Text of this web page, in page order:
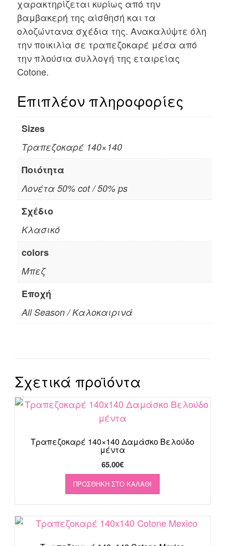
χαρακτηρίζεται κυρίως από την
βαμβακερή της αίσθησή και τα
ολοζώντανα σχέδια της. Ανακαλύψτε όλη
την ποικιλία σε τραπεζοκαρέ μέσα από
την πλούσια συλλογή της εταιρείας
Cotone.
Επιπλέον πληροφορίες
Sizes
Τραπεζοκαρέ 140×140
Ποιότητα
Λονέτα 50% cot / 50% ps
Σχέδιο
Κλασικό
colors
Μπεζ
Εποχή
All Season / Καλοκαιρινά
Σχετικά προϊόντα
Τραπεζοκαρέ 140×140 Δαμάσκο Βελούδο
μέντα
65.00€
ΠΡΟΣΘΉΚΗ ΣΤΟ ΚΑΛΆΘΙ